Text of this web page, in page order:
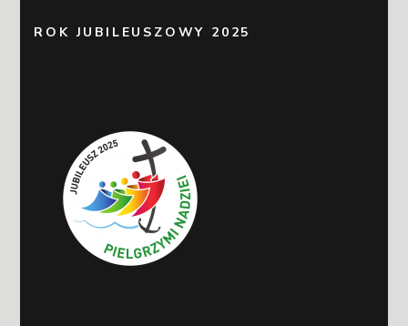
ROK JUBILEUSZOWY 2025